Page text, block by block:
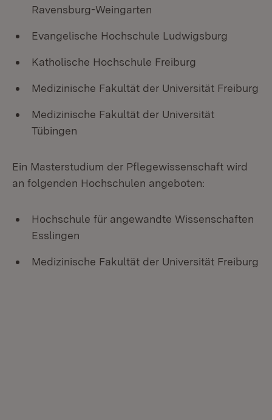
Ravensburg-Weingarten
Evangelische Hochschule Ludwigsburg
Katholische Hochschule Freiburg
Medizinische Fakultät der Universität Freiburg
Medizinische Fakultät der Universität
Tübingen
Ein Masterstudium der Pflegewissenschaft wird
an folgenden Hochschulen angeboten:
Hochschule für angewandte Wissenschaften
Esslingen
Medizinische Fakultät der Universität Freiburg